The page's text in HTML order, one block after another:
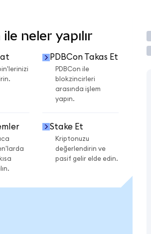
neler yapılır
PDBCon Takas Et
PDBCon ile
blokzincirleri
arasında işlem
yapın.
Stake Et
Kriptonuzu
değerlendirin ve
pasif gelir elde edin.